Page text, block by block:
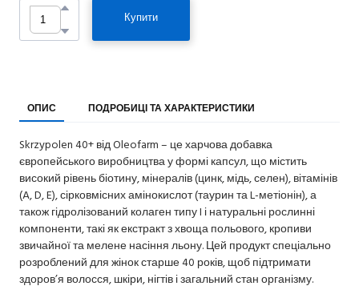
Купити
ОПИС ПОДРОБИЦІ ТА ХАРАКТЕРИСТИКИ
Skrzypolen 40+ від Oleofarm – це харчова добавка
європейського виробництва у формі капсул, що містить
високий рівень біотину, мінералів (цинк, мідь, селен), вітамінів
(A, D, E), сірковмісних амінокислот (таурин та L-метіонін), а
також гідролізований колаген типу I і натуральні рослинні
компоненти, такі як екстракт з хвоща польового, кропиви
звичайної та мелене насіння льону. Цей продукт спеціально
розроблений для жінок старше 40 років, щоб підтримати
здоров’я волосся, шкіри, нігтів і загальний стан організму.